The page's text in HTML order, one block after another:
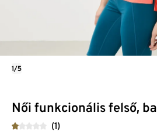
Női funkcionális felső,
(1)
1/5